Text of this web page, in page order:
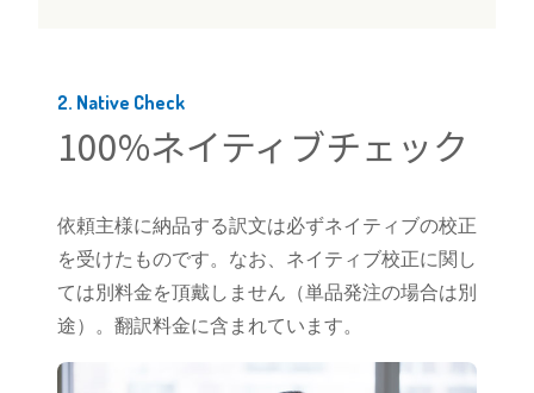
2. Native Check
100%ネイティブチェック
依頼主様に納品する訳文は必ずネイティブの校正
を受けたものです。なお、ネイティブ校正に関し
ては別料金を頂戴しません（単品発注の場合は別
途）。翻訳料金に含まれています。